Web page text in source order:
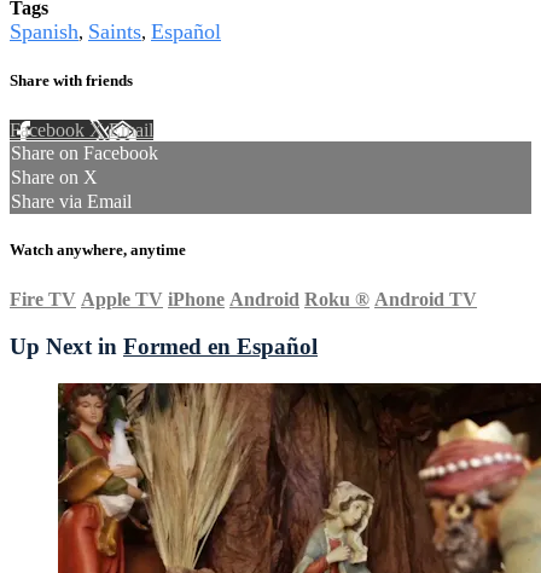
Tags
Spanish, Saints, Español
Share with friends
Facebook XEmail
Share on Facebook
Share on X
Share via Email
Watch anywhere, anytime
Fire TV Apple TV iPhone Android Roku ® Android TV
Up Next in Formed en Español